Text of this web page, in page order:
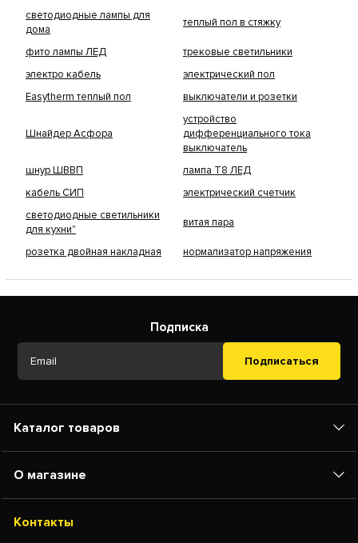
светодиодные лампы для
дома
теплый пол в стяжку
фито лампы ЛЕД
трековые светильники
электро кабель
электрический пол
Easytherm теплый пол
выключатели и розетки
Шнайдер Асфора
устройство
дифференциального тока
выключатель
шнур ШВВП
лампа Т8 ЛЕД
кабель СИП
электрический счетчик
светодиодные светильники
для кухни"
витая пара
розетка двойная накладная нормализатор напряжения
Подписка
Подписаться
Каталог товаров
О магазине
Контакты